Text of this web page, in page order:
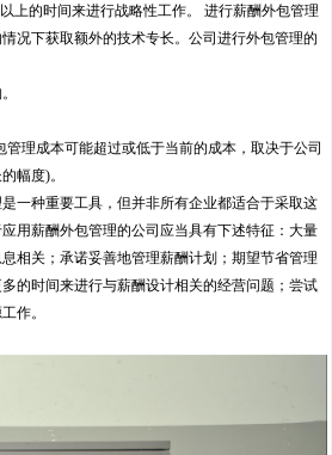
上的时间来进行战略性工作。 进行薪酬外包管理
况下获取额外的技术专长。公司进行外包管理的
理成本可能超过或低于当前的成本，取决于公司
幅度)。
一种重要工具，但并非所有企业都适合于采取这
用薪酬外包管理的公司应当具有下述特征：大量
相关；承诺妥善地管理薪酬计划；期望节省管理
的时间来进行与薪酬设计相关的经营问题；尝试
作。